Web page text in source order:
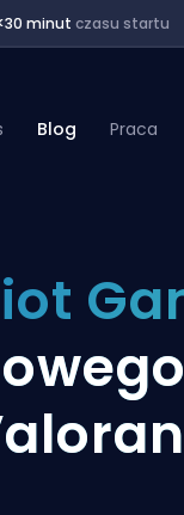
minutczasu startu
Blog Praca